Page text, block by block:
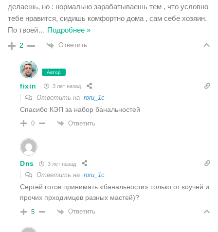
делаешь, но : нормально зарабатываешь тем , что условно
тебе нравится, сидишь комфортно дома , сам себе хозяин.
По твоей… Подробнее »
2 Ответить
Автор
fixin 3 лет назад
Ответить на roru_1c
Спасибо КЭП за набор банальностей
0 Ответить
Dns 3 лет назад
Ответить на roru_1c
Сергей готов принимать «банальности» только от коучей и
прочих прходимцев разных мастей)?
5 Ответить